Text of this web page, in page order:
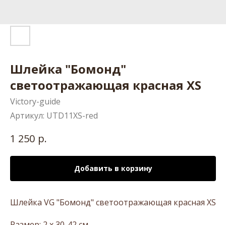
Шлейка "Бомонд"
светоотражающая красная XS
Victory-guide
Артикул: UTD11XS-red
1 250 р.
Добавить в корзину
Шлейка VG "Бомонд" светоотражающая красная XS